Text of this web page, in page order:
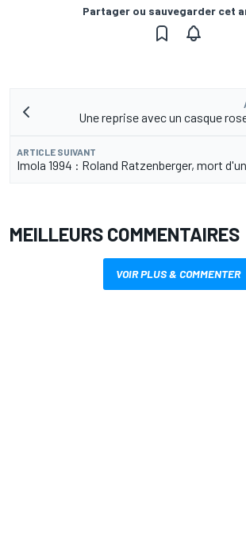
Partager ou sauvegarder cet
Une reprise avec un casque
ARTICLE SUIVANT
Imola 1994 : Roland Ratzenberger, mort
MEILLEURS COMMENTAIRES
VOIR PLUS & COMMENTER